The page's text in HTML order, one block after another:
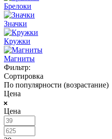
Брелоки
Значки
Кружки
Магниты
Фильтр:
Сортировка
По популярности (возрастание)
Цена
Цена